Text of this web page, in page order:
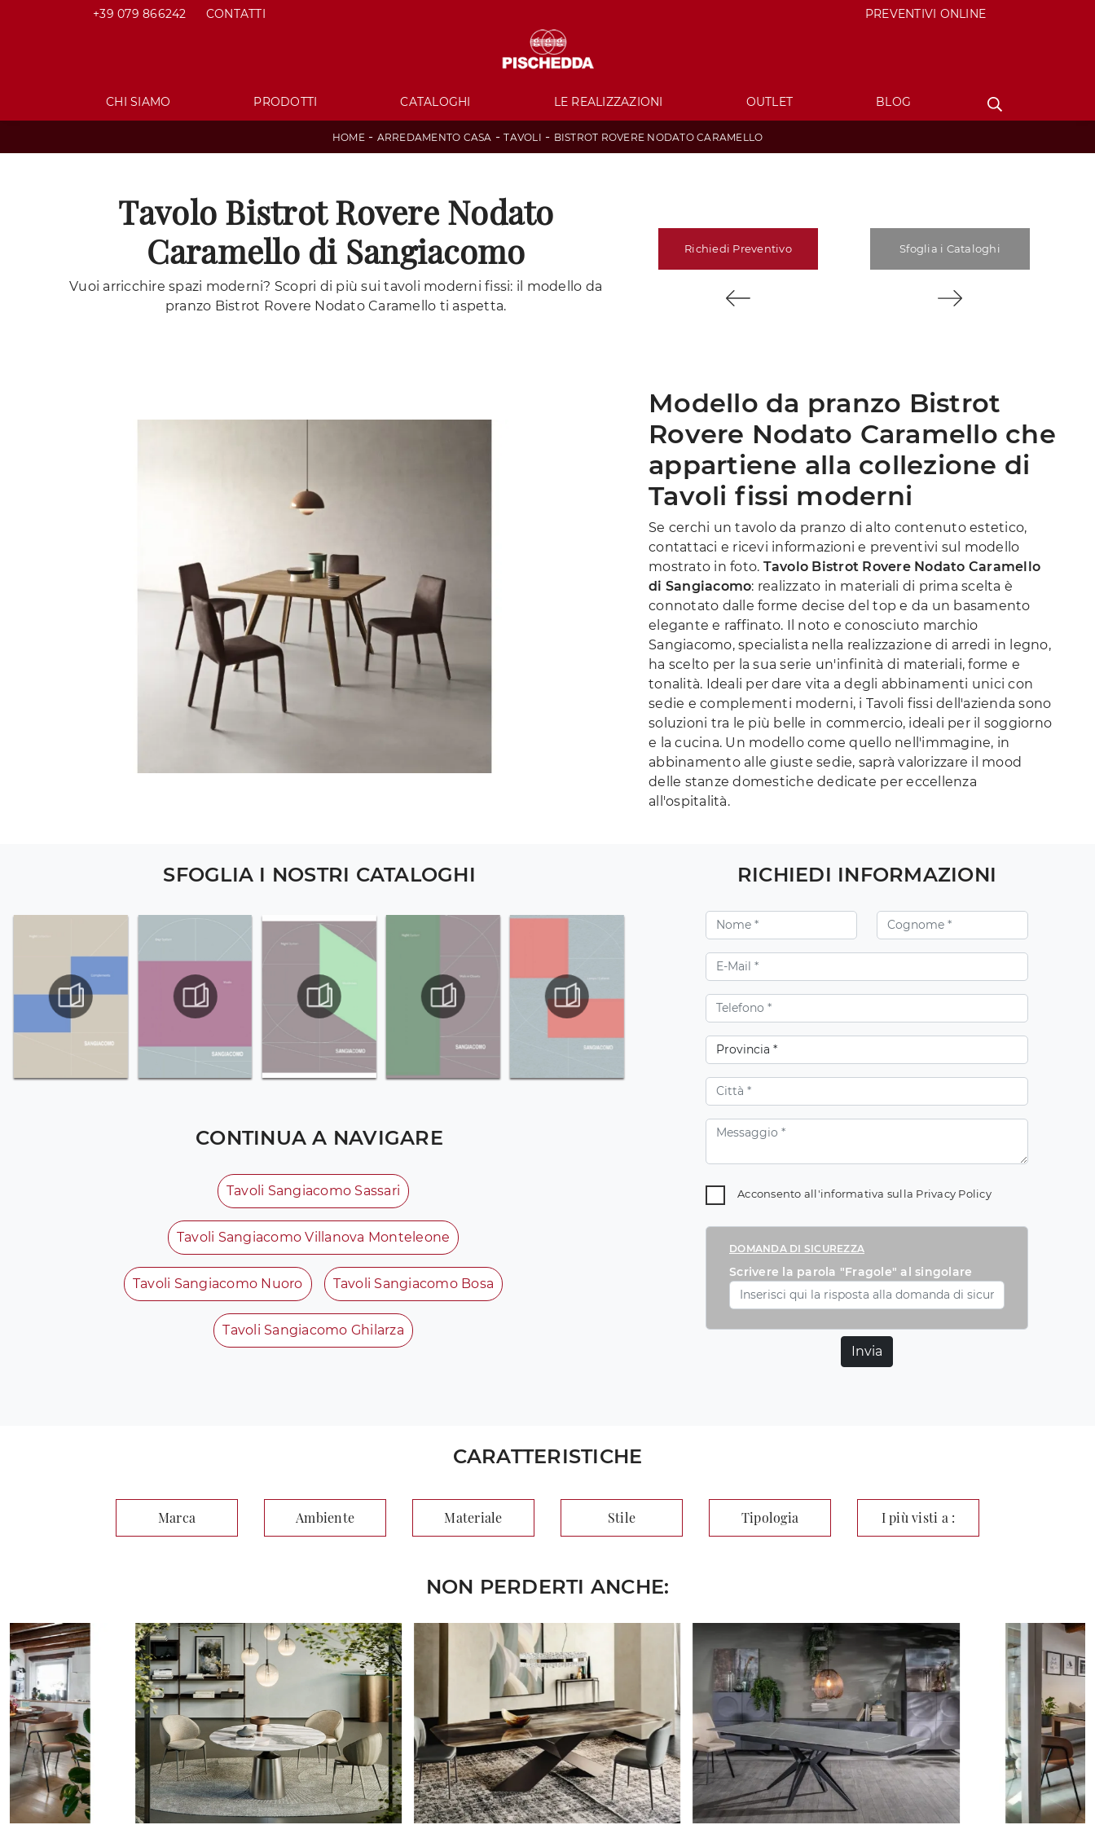
+39 079 866242 CONTATTI PREVENTIVI ONLINE
CHI SIAMO PRODOTTI CATALOGHI LE REALIZZAZIONI OUTLET BLOG
HOME- ARREDAMENTO CASA -TAVOLI - BISTROT ROVERE NODATO CARAMELLO
Tavolo Bistrot Rovere Nodato
Caramello di Sangiacomo
Vuoi arricchire spazi moderni? Scopri di più sui tavoli moderni fissi: il modello da
pranzo Bistrot Rovere Nodato Caramello ti aspetta.
Richiedi Preventivo Sfoglia i Cataloghi
Modello da pranzo Bistrot
Rovere Nodato Caramello che
appartiene alla collezione di
Tavoli fissi moderni
Se cerchi un tavolo da pranzo di alto contenuto estetico,
contattaci e ricevi informazioni e preventivi sul modello
mostrato in foto. Tavolo Bistrot Rovere Nodato Caramello
di Sangiacomo: realizzato in materiali di prima scelta è
connotato dalle forme decise del top e da un basamento
elegante e raffinato. Il noto e conosciuto marchio
Sangiacomo, specialista nella realizzazione di arredi in legno,
ha scelto per la sua serie un'infinità di materiali, forme e
tonalità. Ideali per dare vita a degli abbinamenti unici con
sedie e complementi moderni, i Tavoli fissi dell'azienda sono
soluzioni tra le più belle in commercio, ideali per il soggiorno
e la cucina. Un modello come quello nell'immagine, in
abbinamento alle giuste sedie, saprà valorizzare il mood
delle stanze domestiche dedicate per eccellenza
all'ospitalità.
SFOGLIA I NOSTRI CATALOGHI
CONTINUA A NAVIGARE
Tavoli Sangiacomo Sassari
Tavoli Sangiacomo Villanova Monteleone
Tavoli Sangiacomo Nuoro Tavoli Sangiacomo Bosa
Tavoli Sangiacomo Ghilarza
RICHIEDI INFORMAZIONI
Acconsento all'informativa sulla Privacy Policy
DOMANDA DI SICUREZZA
Scrivere la parola "Fragole" al singolare
Invia
CARATTERISTICHE
Marca Ambiente Materiale Stile Tipologia I più visti a :
NON PERDERTI ANCHE: